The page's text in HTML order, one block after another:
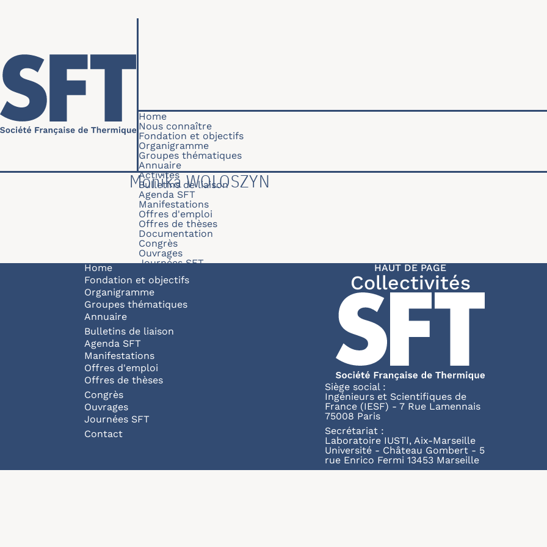
Navigation principale
Home
Nous connaître
Fondation et objectifs
Organigramme
Groupes thématiques
Annuaire
Activités
Bulletins de liaison
Agenda SFT
Manifestations
Offres d'emploi
Offres de thèses
Documentation
Congrès
Ouvrages
Journées SFT
Monika WOLOSZYN
Navigation principale
Home
Fondation et objectifs
Organigramme
Groupes thématiques
Annuaire
Bulletins de liaison
Agenda SFT
Manifestations
Offres d'emploi
Offres de thèses
Congrès
Ouvrages
Journées SFT
Pied de page
Contact
HAUT DE PAGE
Collectivités
Siège social :
Ingénieurs et Scientifiques de
France (IESF) - 7 Rue Lamennais
75008 Paris
Secrétariat :
Laboratoire IUSTI, Aix-Marseille
Université - Château Gombert - 5
rue Enrico Fermi 13453 Marseille